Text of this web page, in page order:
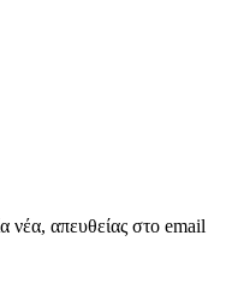
νέα, απευθείας στο email